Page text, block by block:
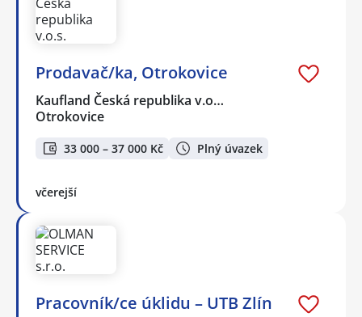
Prodavač/ka, Otrokovice
Kaufland Česká republika v.o…
Otrokovice
33 000 – 37 000 Kč Plný úvazek
včerejší
Pracovník/ce úklidu – UTB Zlín